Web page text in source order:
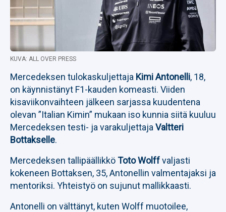
KUVA: ALL OVER PRESS
Mercedeksen tulokaskuljettaja Kimi Antonelli, 18,
on käynnistänyt F1-kauden komeasti. Viiden
kisaviikonvaihteen jälkeen sarjassa kuudentena
olevan ”Italian Kimin” mukaan iso kunnia siitä kuuluu
Mercedeksen testi- ja varakuljettaja Valtteri
Bottakselle.
Mercedeksen tallipäällikköToto Wolffvaljasti
kokeneen Bottaksen, 35, Antonellin valmentajaksi ja
mentoriksi. Yhteistyö on sujunut mallikkaasti.
Antonelli on välttänyt, kuten Wolff muotoilee,